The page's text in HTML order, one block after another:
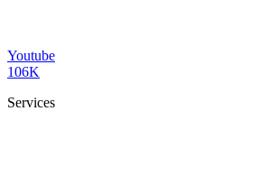
Youtube
106K
Services